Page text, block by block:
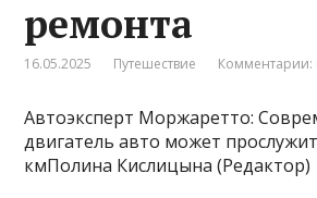
ремонта
16.05.2025 Путешествие Комментарии:
Автоэксперт Моржаретто:
двигатель авто может
кмПолина Кислицына (Редактор)